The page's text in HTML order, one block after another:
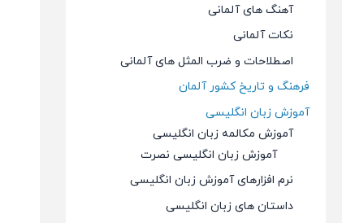
آهنگ های آلمانی
نکات آلمانی
اصطلاحات و ضرب المثل های آلمانی
فرهنگ و تاریخ کشور آلمان
آموزش زبان انگلیسی
آموزش مکالمه زبان انگلیسی
آموزش زبان انگلیسی نصرت
نرم افزارهای آموزش زبان انگلیسی
داستان های زبان انگلیسی